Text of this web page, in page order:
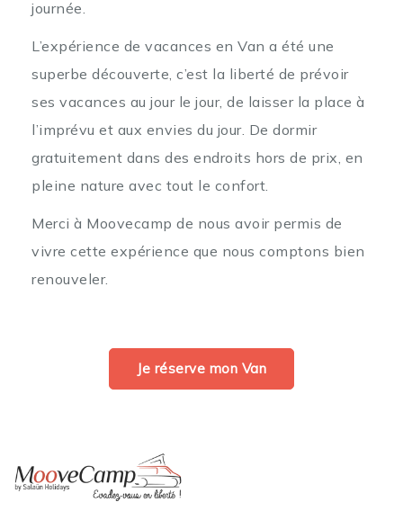
journée.
L’expérience de vacances en Van a été une
superbe découverte, c’est la liberté de prévoir
ses vacances au jour le jour, de laisser la place à
l’imprévu et aux envies du jour. De dormir
gratuitement dans des endroits hors de prix, en
pleine nature avec tout le confort.
Merci à Moovecamp de nous avoir permis de
vivre cette expérience que nous comptons bien
renouveler.
Je réserve mon Van